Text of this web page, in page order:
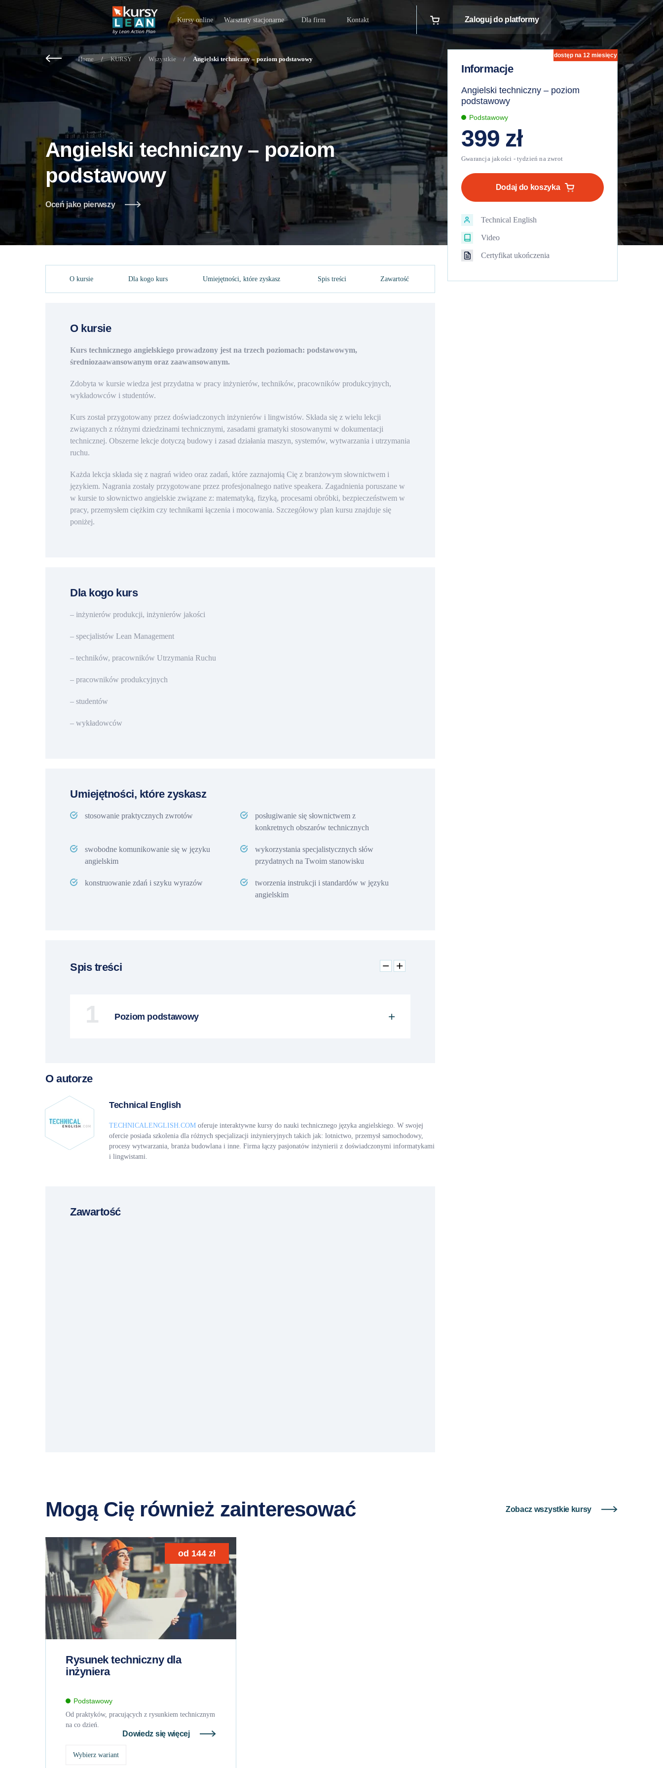
Kursy online Warsztaty stacjonarne Dla firm Kontakt Zaloguj do platformy
Home / KURSY / Wszystkie / Angielski techniczny – poziom podstawowy
Angielski techniczny – poziom
podstawowy
Oceń jako pierwszy
O kursie Dla kogo kurs Umiejętności, które zyskasz Spis treści Zawartość
O kursie
Kurs technicznego angielskiego prowadzony jest na trzech poziomach: podstawowym,
średniozaawansowanym oraz zaawansowanym.
Zdobyta w kursie wiedza jest przydatna w pracy inżynierów, techników, pracowników produkcyjnych,
wykładowców i studentów.
Kurs został przygotowany przez doświadczonych inżynierów i lingwistów. Składa się z wielu lekcji
związanych z różnymi dziedzinami technicznymi, zasadami gramatyki stosowanymi w dokumentacji
technicznej. Obszerne lekcje dotyczą budowy i zasad działania maszyn, systemów, wytwarzania i utrzymania
ruchu.
Każda lekcja składa się z nagrań wideo oraz zadań, które zaznajomią Cię z branżowym słownictwem i
językiem. Nagrania zostały przygotowane przez profesjonalnego native speakera. Zagadnienia poruszane w
w kursie to słownictwo angielskie związane z: matematyką, fizyką, procesami obróbki, bezpieczeństwem w
pracy, przemysłem ciężkim czy technikami łączenia i mocowania. Szczegółowy plan kursu znajduje się
poniżej.
Dla kogo kurs
– inżynierów produkcji, inżynierów jakości
– specjalistów Lean Management
– techników, pracowników Utrzymania Ruchu
– pracowników produkcyjnych
– studentów
– wykładowców
Umiejętności, które zyskasz
stosowanie praktycznych zwrotów
posługiwanie się słownictwem z
konkretnych obszarów technicznych
swobodne komunikowanie się w języku
angielskim
wykorzystania specjalistycznych słów
przydatnych na Twoim stanowisku
konstruowanie zdań i szyku wyrazów
tworzenia instrukcji i standardów w języku
angielskim
Spis treści
1 Poziom podstawowy
O autorze
Technical English
TECHNICALENGLISH.COM oferuje interaktywne kursy do nauki technicznego języka angielskiego. W swojej
ofercie posiada szkolenia dla różnych specjalizacji inżynieryjnych takich jak: lotnictwo, przemysł samochodowy,
procesy wytwarzania, branża budowlana i inne. Firma łączy pasjonatów inżynierii z doświadczonymi informatykami
i lingwistami.
Zawartość
dostęp na 12 miesięcy
Informacje
Angielski techniczny – poziom
podstawowy
Podstawowy
399 zł
Angielski
techniczny
podstawowy
Dodaj do koszyka
Technical English
Video
Certyfikat ukończenia
Mogą Cię również zainteresować Zobacz wszystkie kursy
od 144 zł
Rysunek techniczny dla
inżyniera
Podstawowy
Od praktyków, pracujących z rysunkiem technicznym
na co dzień.
Dowiedz się więcej
Wybierz wariant